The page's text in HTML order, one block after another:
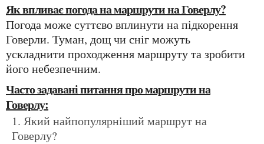
Як впливає погода на маршрути на Говерлу?
Погода може суттєво вплинути на підкорення
Говерли. Туман, дощ чи сніг можуть
ускладнити проходження маршруту та зробити
його небезпечним.
Часто задавані питання про маршрути на
Говерлу:
Який найпопулярніший маршрут на
Говерлу?